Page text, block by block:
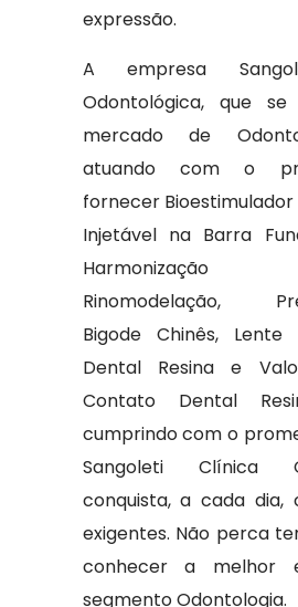
expressão.
A empresa
Odontológica, que
mercado de
atuando com o
fornecer
Injetável na Barra
Harmonização
Rinomodelação,
Bigode Chinês,
Dental Resina e
Contato Dental
cumprindo com o
Sangoleti Clínica
conquista, a cada dia,
exigentes. Não perca
conhecer a melhor
segmento Odontologia.